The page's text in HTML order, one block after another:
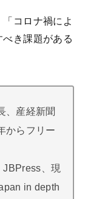
コロナ禍によ
き課題がある
、産経新聞
からフリー
JBPress、現
in depth